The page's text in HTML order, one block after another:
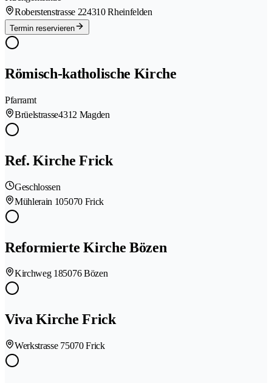
Roberstenstrasse 224310 Rheinfelden
Termin reservieren
Römisch-katholische Kirche
Pfarramt
Brüelstrasse4312 Magden
Ref. Kirche Frick
Geschlossen
Mühlerain 105070 Frick
Reformierte Kirche Bözen
Kirchweg 185076 Bözen
Viva Kirche Frick
Werkstrasse 75070 Frick